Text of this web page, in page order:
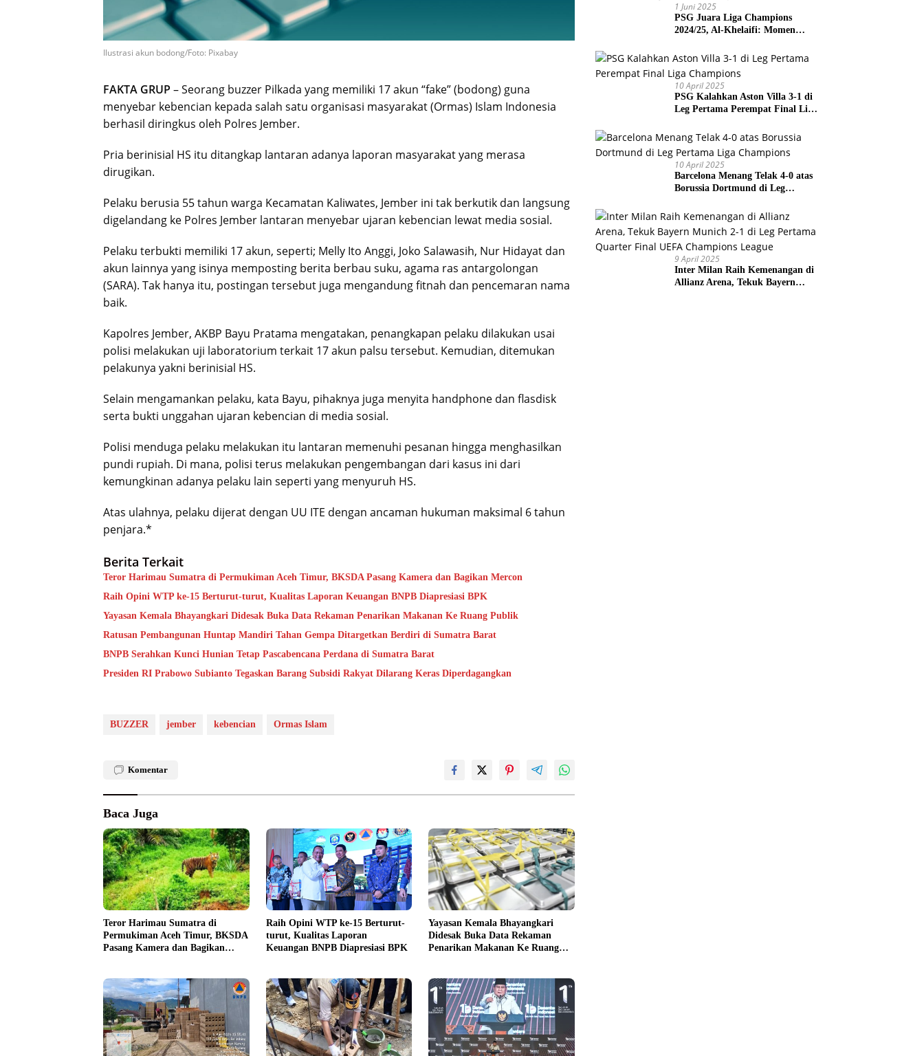
Ilustrasi akun bodong/Foto: Pixabay
FAKTA GRUP – Seorang buzzer Pilkada yang memiliki 17 akun “fake” (bodong) guna
menyebar kebencian kepada salah satu organisasi masyarakat (Ormas) Islam Indonesia
berhasil diringkus oleh Polres Jember.
Pria berinisial HS itu ditangkap lantaran adanya laporan masyarakat yang merasa
dirugikan.
Pelaku berusia 55 tahun warga Kecamatan Kaliwates, Jember ini tak berkutik dan langsung
digelandang ke Polres Jember lantaran menyebar ujaran kebencian lewat media sosial.
Pelaku terbukti memiliki 17 akun, seperti; Melly Ito Anggi, Joko Salawasih, Nur Hidayat dan
akun lainnya yang isinya memposting berita berbau suku, agama ras antargolongan
(SARA). Tak hanya itu, postingan tersebut juga mengandung fitnah dan pencemaran nama
baik.
Kapolres Jember, AKBP Bayu Pratama mengatakan, penangkapan pelaku dilakukan usai
polisi melakukan uji laboratorium terkait 17 akun palsu tersebut. Kemudian, ditemukan
pelakunya yakni berinisial HS.
Selain mengamankan pelaku, kata Bayu, pihaknya juga menyita handphone dan flasdisk
serta bukti unggahan ujaran kebencian di media sosial.
Polisi menduga pelaku melakukan itu lantaran memenuhi pesanan hingga menghasilkan
pundi rupiah. Di mana, polisi terus melakukan pengembangan dari kasus ini dari
kemungkinan adanya pelaku lain seperti yang menyuruh HS.
Atas ulahnya, pelaku dijerat dengan UU ITE dengan ancaman hukuman maksimal 6 tahun
penjara.*
Berita Terkait
Teror Harimau Sumatra di Permukiman Aceh Timur, BKSDA Pasang Kamera dan Bagikan Mercon
Raih Opini WTP ke-15 Berturut-turut, Kualitas Laporan Keuangan BNPB Diapresiasi BPK
Yayasan Kemala Bhayangkari Didesak Buka Data Rekaman Penarikan Makanan Ke Ruang Publik
Ratusan Pembangunan Huntap Mandiri Tahan Gempa Ditargetkan Berdiri di Sumatra Barat
BNPB Serahkan Kunci Hunian Tetap Pascabencana Perdana di Sumatra Barat
Presiden RI Prabowo Subianto Tegaskan Barang Subsidi Rakyat Dilarang Keras Diperdagangkan
BUZZER jember kebencian Ormas Islam
Komentar
Baca Juga
Teror Harimau Sumatra di
Permukiman Aceh Timur, BKSDA
Pasang Kamera dan Bagikan
Raih Opini WTP ke-15 Berturut-
turut, Kualitas Laporan
Keuangan BNPB Diapresiasi BPK
Yayasan Kemala Bhayangkari
Didesak Buka Data Rekaman
Penarikan Makanan Ke Ruang
1 Juni 2025
PSG Juara Liga Champions
2024/25, Al-Khelaifi: Momen
Prancis
10 April 2025
PSG Kalahkan Aston Villa 3-1 di
Leg Pertama Perempat Final Liga
10 April 2025
Barcelona Menang Telak 4-0 atas
Borussia Dortmund di Leg
9 April 2025
Inter Milan Raih Kemenangan di
Allianz Arena, Tekuk Bayern